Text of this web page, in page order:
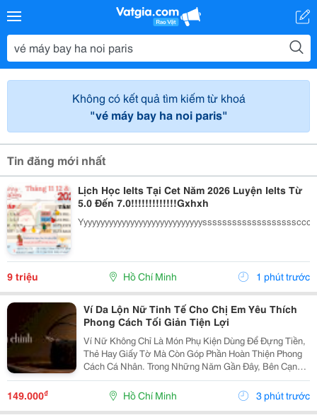
Không có kết quả tìm kiếm từ khoá
"vé máy bay ha noi paris"
Tin đăng mới nhất
Lịch Học Ielts Tại Cet Năm 2026 Luyện Ielts Từ
5.0 Đến 7.0!!!!!!!!!!!!!Gxhxh
9 triệu Hồ Chí Minh 1 phút trước
Ví Da Lộn Nữ Tinh Tế Cho Chị Em Yêu Thích
Phong Cách Tối Giản Tiện Lợi
Ví Nữ Không Chỉ Là Món Phụ Kiện Dùng Để Đựng Tiền,
Thẻ Hay Giấy Tờ Mà Còn Góp Phần Hoàn Thiện Phong
Cách Cá Nhân. Trong Những Năm Gần Đây, Bên Cạnh
Các Loại Ví Da Trơn Truyền Thống, Những Thiết Kế Sử
Dụng Chất Liệu Có Bề Mặt Đặc Biệt Như Da Lộn Cũng...
149.000₫ Hồ Chí Minh 3 phút trước